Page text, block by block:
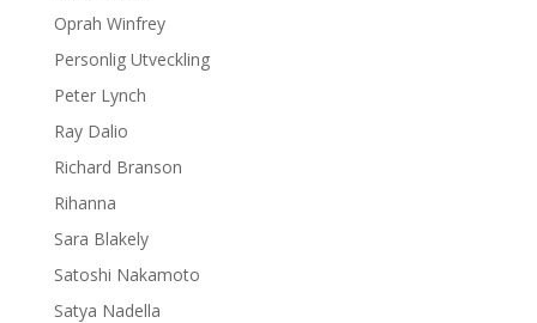
Oprah Winfrey
Personlig Utveckling
Peter Lynch
Ray Dalio
Richard Branson
Rihanna
Sara Blakely
Satoshi Nakamoto
Satya Nadella